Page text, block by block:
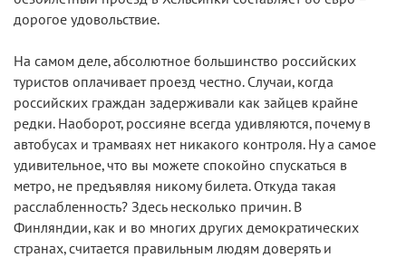
дорогое удовольствие.
На самом деле, абсолютное большинство российских
туристов оплачивает проезд честно. Случаи, когда
российских граждан задерживали как зайцев крайне
редки. Наоборот, россияне всегда удивляются, почему в
автобусах и трамваях нет никакого контроля. Ну а самое
удивительное, что вы можете спокойно спускаться в
метро, не предъявляя никому билета. Откуда такая
расслабленность? Здесь несколько причин. В
Финляндии, как и во многих других демократических
странах, считается правильным людям доверять и